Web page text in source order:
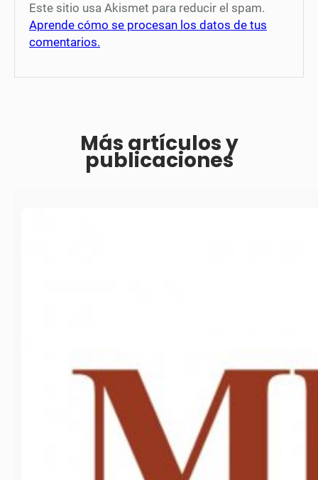
Este sitio usa Akismet para reducir el spam.
Aprende cómo se procesan los datos de tus
comentarios.
Más artículos y
publicaciones